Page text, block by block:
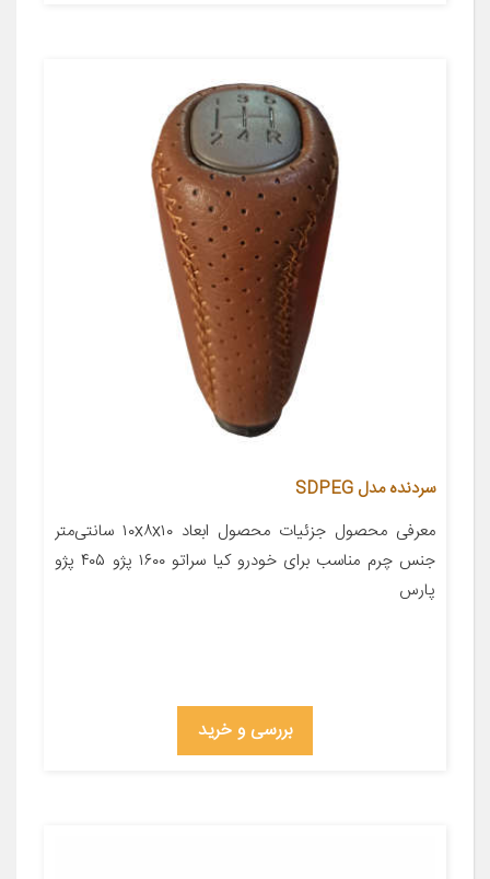
سردنده مدل SDPEG
معرفی محصول جزئیات محصول ابعاد ۱۰x۸x۱۰ سانتی‌متر
جنس چرم مناسب برای خودرو کیا سراتو ۱۶۰۰ پژو ۴۰۵ پژو
پارس
بررسی و خرید